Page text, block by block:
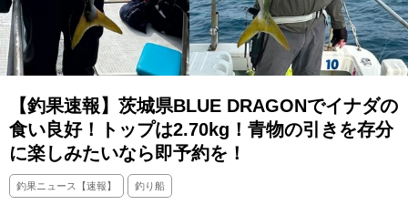
【釣果速報】茨城県BLUE DRAGONでイナダの
食い良好！トップは2.70kg！青物の引きを存分
に楽しみたいなら即予約を！
釣果ニュース【速報】 釣り船